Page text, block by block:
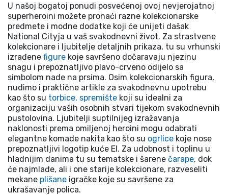
U našoj bogatoj ponudi posvećenoj ovoj nevjerojatnoj
superheroini možete pronaći razne kolekcionarske
predmete i modne dodatke koji će unijeti dašak
National Cityja u vaš svakodnevni život. Za strastvene
kolekcionare i ljubitelje detaljnih prikaza, tu su vrhunski
izrađene figure koje savršeno dočaravaju njezinu
snagu i prepoznatljivo plavo-crveno odijelo sa
simbolom nade na prsima. Osim kolekcionarskih figura,
nudimo i praktične artikle za svakodnevnu upotrebu
kao što su torbice, spremište koji su idealni za
organizaciju vaših osobnih stvari tijekom svakodnevnih
pustolovina. Ljubitelji suptilnijeg izražavanja
naklonosti prema omiljenoj heroini mogu odabrati
elegantne komade nakita kao što su ogrlice koje nose
prepoznatljivi logotip kuće El. Za udobnost i toplinu u
hladnijim danima tu su tematske i šarene čarape, dok
će najmlađe, ali i one starije kolekcionare, razveseliti
mekane plišane igračke koje su savršene za
ukrašavanje polica.